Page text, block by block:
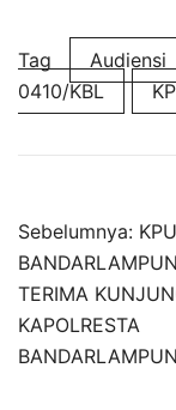
Tag Audiensi
0410/KBL
Navigasi
pos
Sebelumnya:
TERIMA
KAPOLRESTA